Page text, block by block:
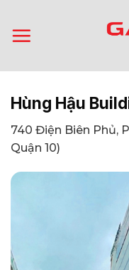
qua
nội
Hùng Hậu
740 Điện Biên Phủ,
Quận 10)